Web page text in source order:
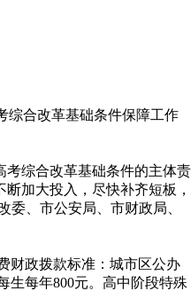
综合改革基础条件保障工作
考综合改革基础条件的主体责
加大投入，尽快补齐短板，
、市公安局、市财政局、
财政拨款标准：城市区公办
生每年800元。高中阶段特殊